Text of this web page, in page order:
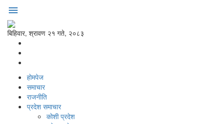
menu
बिहिवार, श्रावण २१ गते, २०८३
होमपेज
समाचार
राजनीति
प्रदेश समाचार
कोशी प्रदेश